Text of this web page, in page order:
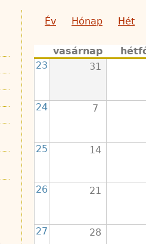
Év Hónap Hét
vasárnap
23
31
24 7
25 14
26 21
27 28